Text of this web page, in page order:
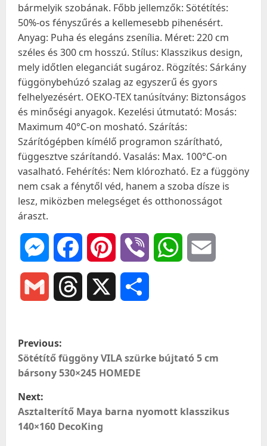
bármelyik szobának. Főbb jellemzők: Sötétítés:
50%-os fényszűrés a kellemesebb pihenésért.
Anyag: Puha és elegáns zsenília. Méret: 220 cm
széles és 300 cm hosszú. Stílus: Klasszikus design,
mely időtlen eleganciát sugároz. Rögzítés: Sárkány
függönybehúzó szalag az egyszerű és gyors
felhelyezésért. OEKO-TEX tanúsítvány: Biztonságos
és minőségi anyagok. Kezelési útmutató: Mosás:
Maximum 40°C-on mosható. Szárítás:
Szárítógépben kímélő programon szárítható,
függesztve szárítandó. Vasalás: Max. 100°C-on
vasalható. Fehérítés: Nem klórozható. Ez a függöny
nem csak a fénytől véd, hanem a szoba dísze is
lesz, miközben melegséget és otthonosságot
áraszt.
MessengerFacebookPinterest Viber WhatsApp
Gmail Threads
P
o
s
t
Previous:
Sötétítő függöny VILA szürke bújtató 5 cm
bársony 530×245 HOMEDE
Next:
Asztalterítő Maya barna nyomott klasszikus
140×160 DecoKing